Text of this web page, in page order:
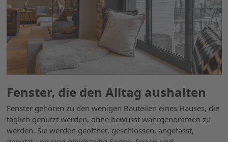
Fenster, die den Alltag aushalten
Fenster gehören zu den wenigen Bauteilen eines Hauses, die
täglich genutzt werden, ohne bewusst wahrgenommen zu
werden. Sie werden geöffnet, geschlossen, angefasst,